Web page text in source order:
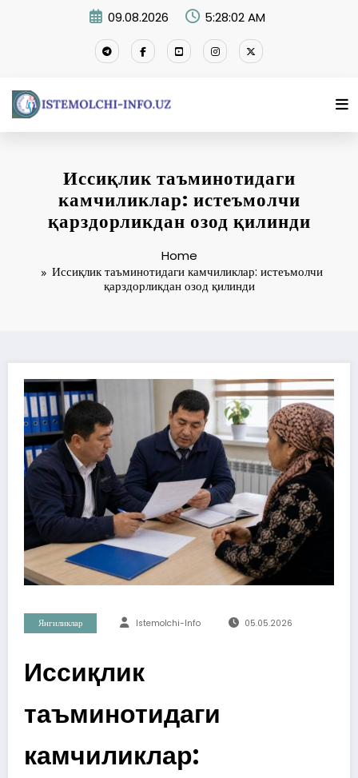
09.08.2026 5:28:03 AM
Иссиқлик таъминотидаги
камчиликлар: истеъмолчи
қарздорликдан озод қилинди
Home
Иссиқлик таъминотидаги камчиликлар: истеъмолчи
қарздорликдан озод қилинди
Янгиликлар Istemolchi-Info 05.05.2026
Иссиқлик
таъминотидаги
камчиликлар: